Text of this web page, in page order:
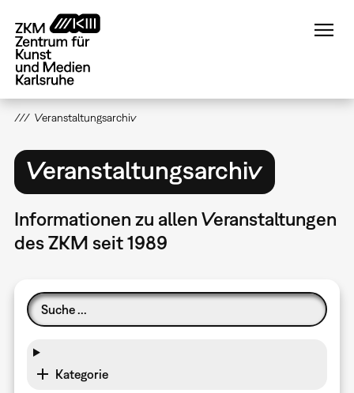
zum
Inhalt
Veranstaltungsarchiv
Veranstaltungsarchiv
Informationen zu allen Veranstaltungen
des ZKM seit 1989
Kategorie